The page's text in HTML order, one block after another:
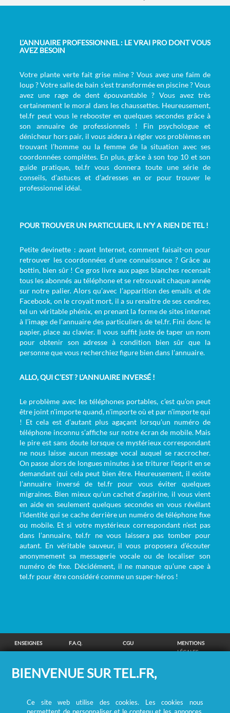
L’ANNUAIRE PROFESSIONNEL : LE VRAI PRO DONT VOUS
AVEZ BESOIN
Votre plante verte fait grise mine ? Vous avez une faim de
loup ? Votre salle de bain s’est transformée en piscine ? Vous
avez une rage de dent épouvantable ? Vous avez très
certainement le moral dans les chaussettes. Heureusement,
tel.fr peut vous le rebooster en quelques secondes grâce à
son annuaire de professionnels ! Fin psychologue et
dénicheur hors pair, il vous aidera à régler vos problèmes en
trouvant l’homme ou la femme de la situation avec ses
coordonnées complètes. En plus, grâce à son top 10 et son
guide pratique, tel.fr vous donnera toute une série de
conseils, d’astuces et d’adresses en or pour trouver le
professionnel idéal.
POUR TROUVER UN PARTICULIER, IL N’Y A RIEN DE TEL !
Petite devinette : avant Internet, comment faisait-on pour
retrouver les coordonnées d’une connaissance ? Grâce au
bottin, bien sûr ! Ce gros livre aux pages blanches recensait
tous les abonnés au téléphone et se retrouvait chaque année
sur notre palier. Alors qu’avec l’apparition des emails et de
Facebook, on le croyait mort, il a su renaitre de ses cendres,
tel un véritable phénix, en prenant la forme de sites internet
à l’image de l’annuaire des particuliers de tel.fr. Fini donc le
papier, place au clavier. Il vous suffit juste de taper un nom
pour obtenir son adresse à condition bien sûr que la
personne que vous recherchiez figure bien dans l’annuaire.
ALLO, QUI C’EST ? L’ANNUAIRE INVERSÉ !
Le problème avec les téléphones portables, c’est qu’on peut
être joint n’importe quand, n’importe où et par n’importe qui
! Et cela est d’autant plus agaçant lorsqu’un numéro de
téléphone inconnu s’affiche sur notre écran de mobile. Mais
le pire est sans doute lorsque ce mystérieux correspondant
ne nous laisse aucun message vocal auquel se raccrocher.
On passe alors de longues minutes à se triturer l’esprit en se
demandant qui cela peut bien être. Heureusement, il existe
l’annuaire inversé de tel.fr pour vous éviter quelques
migraines. Bien mieux qu’un cachet d’aspirine, il vous vient
en aide en seulement quelques secondes en vous révélant
l’identité qui se cache derrière un numéro de téléphone fixe
ou mobile. Et si votre mystérieux correspondant n’est pas
dans l’annuaire, tel.fr ne vous laissera pas tomber pour
autant. En véritable sauveur, il vous proposera d’écouter
anonymement sa messagerie vocale ou de localiser son
numéro de fixe. Décidément, il ne manque qu’une cape à
tel.fr pour être considéré comme un super-héros !
ENSEIGNES F.A.Q. CGU
MENTIONS
LÉGALES
CONFIDENTIALITÉ
COOKIES
CHOIX
COOKIES
RECHERCHE DE PERSONNES
BIENVENUE SUR TEL.FR,
Ce site web utilise des cookies. Les cookies nous